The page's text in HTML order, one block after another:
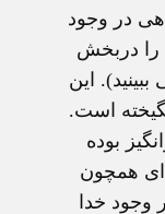
در وجود
را دربخش
این
است.
بوده
همچون
وجود خدا